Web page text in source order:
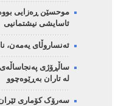
موحسێن ڕەزایی بووە
ئاسایشی نیشتمانیی
ئەنساروڵای یەمەن،
ساڵڕۆژی
لە تاران بەڕێوەچوو
سەرۆک کۆماری ئێران